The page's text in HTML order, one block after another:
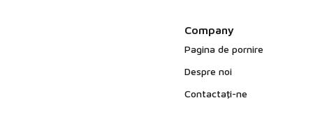
Company
Pagina de pornire
Despre noi
Contactaţi-ne